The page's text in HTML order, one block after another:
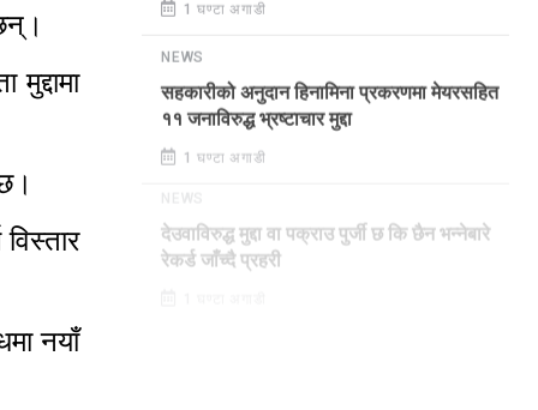
नयाँ
1 घण्टा अगाडी
NEWS
सहकारीको अनुदान हिनामिना प्रकरणमा मेयरसहित
११ जनाविरुद्ध भ्रष्टाचार मुद्दा
1 घण्टा अगाडी
देउवाविरुद्ध मुद्दा वा पक्राउ पुर्जी छ कि छैन भन्नेबारे